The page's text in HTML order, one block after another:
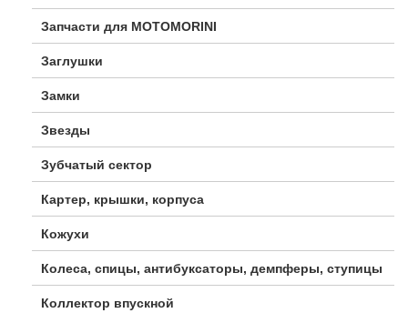
Запчасти для MOTOMORINI
Заглушки
Замки
Звезды
Зубчатый сектор
Картер, крышки, корпуса
Кожухи
Колеса, спицы, антибуксаторы, демпферы, ступицы
Коллектор впускной